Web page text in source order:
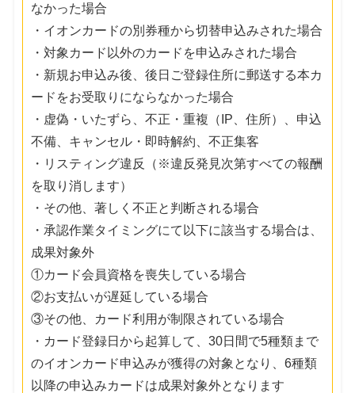
なかった場合
・イオンカードの別券種から切替申込みされた場合
・対象カード以外のカードを申込みされた場合
・新規お申込み後、後日ご登録住所に郵送する本カ
ードをお受取りにならなかった場合
・虚偽・いたずら、不正・重複（IP、住所）、申込
不備、キャンセル・即時解約、不正集客
・リスティング違反（※違反発見次第すべての報酬
を取り消します）
・その他、著しく不正と判断される場合
・承認作業タイミングにて以下に該当する場合は、
成果対象外
①カード会員資格を喪失している場合
②お支払いが遅延している場合
③その他、カード利用が制限されている場合
・カード登録日から起算して、30日間で5種類まで
のイオンカード申込みが獲得の対象となり、6種類
以降の申込みカードは成果対象外となります